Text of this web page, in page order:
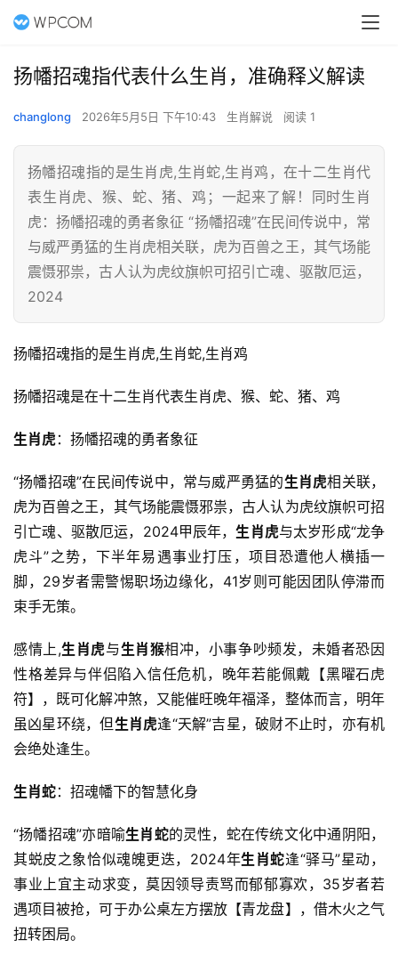
扬幡招魂指代表什么生肖，准确释义解读
changlong 2026年5月5日 下午10:43 生肖解说 阅读 1
扬幡招魂指的是生肖虎,生肖蛇,生肖鸡，在十二生肖代
表生肖虎、猴、蛇、猪、鸡；一起来了解！同时生肖
虎：扬幡招魂的勇者象征 “扬幡招魂”在民间传说中，常
与威严勇猛的生肖虎相关联，虎为百兽之王，其气场能
震慑邪祟，古人认为虎纹旗帜可招引亡魂、驱散厄运，
2024
扬幡招魂指的是生肖虎,生肖蛇,生肖鸡
扬幡招魂是在十二生肖代表生肖虎、猴、蛇、猪、鸡
生肖虎：扬幡招魂的勇者象征
“扬幡招魂”在民间传说中，常与威严勇猛的生肖虎相关联，
虎为百兽之王，其气场能震慑邪祟，古人认为虎纹旗帜可招
引亡魂、驱散厄运，2024甲辰年，生肖虎与太岁形成“龙争
虎斗”之势，下半年易遇事业打压，项目恐遭他人横插一
脚，29岁者需警惕职场边缘化，41岁则可能因团队停滞而
束手无策。
感情上,生肖虎与生肖猴相冲，小事争吵频发，未婚者恐因
性格差异与伴侣陷入信任危机，晚年若能佩戴【黑曜石虎
符】，既可化解冲煞，又能催旺晚年福泽，整体而言，明年
虽凶星环绕，但生肖虎逢“天解”吉星，破财不止时，亦有机
会绝处逢生。
生肖蛇：招魂幡下的智慧化身
“扬幡招魂”亦暗喻生肖蛇的灵性，蛇在传统文化中通阴阳，
其蜕皮之象恰似魂魄更迭，2024年生肖蛇逢“驿马”星动，
事业上宜主动求变，莫因领导责骂而郁郁寡欢，35岁者若
遇项目被抢，可于办公桌左方摆放【青龙盘】，借木火之气
扭转困局。